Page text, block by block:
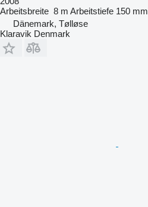
Arbeitsbreite 8 m Arbeitstiefe 150 mm
Dänemark, Tølløse
Klaravik Denmark